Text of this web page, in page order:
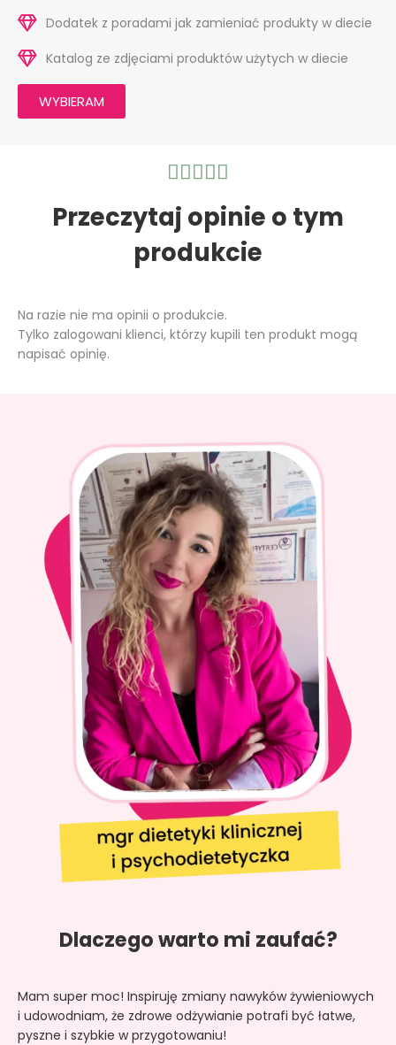
Dodatek z poradami jak zamieniać produkty w diecie
Katalog ze zdjęciami produktów użytych w diecie
WYBIERAM
    
z
5
Przeczytaj opinie o tym
produkcie
Na razie nie ma opinii o produkcie.
Tylko zalogowani klienci, którzy kupili ten produkt mogą
napisać opinię.
Dlaczego warto mi zaufać?
Mam super moc! Inspiruję zmiany nawyków żywieniowych
i udowodniam, że zdrowe odżywianie potrafi być łatwe,
pyszne i szybkie w przygotowaniu!